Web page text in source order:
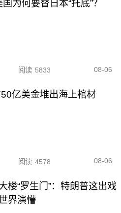
为何要替日本“托底”？
阅读 5833 08-06
亿美金堆出海上棺材
阅读 4578 08-06
楼“罗生门”：特朗普这出戏
界演懵